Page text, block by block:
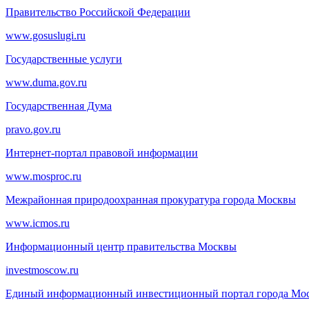
Правительство Российской Федерации
www.gosuslugi.ru
Государственные услуги
www.duma.gov.ru
Государственная Дума
pravo.gov.ru
Интернет-портал правовой информации
www.mosproc.ru
Межрайонная природоохранная прокуратура города Москвы
www.icmos.ru
Информационный центр правительства Москвы
investmoscow.ru
Единый информационный инвестиционный портал города